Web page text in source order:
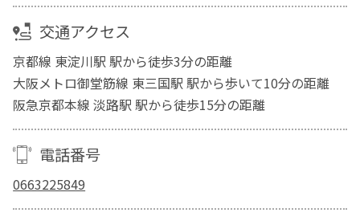
交通アクセス
京都線 東淀川駅 駅から徒歩3分の距離
大阪メトロ御堂筋線 東三国駅 駅から歩いて10分の距離
阪急京都本線 淡路駅 駅から徒歩15分の距離
電話番号
0663225849